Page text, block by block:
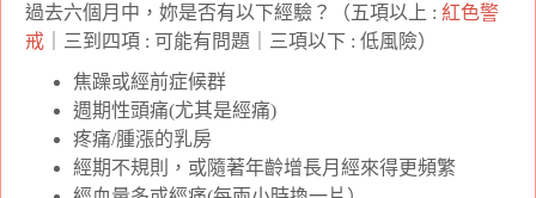
過去六個月中，妳是否有以下經驗？（五項以上 : 紅色警
戒 ｜三到四項 : 可能有問題｜三項以下 : 低風險）
焦躁或經前症候群
週期性頭痛(尤其是經痛)
疼痛/腫漲的乳房
經期不規則，或隨著年齡增長月經來得更頻繁